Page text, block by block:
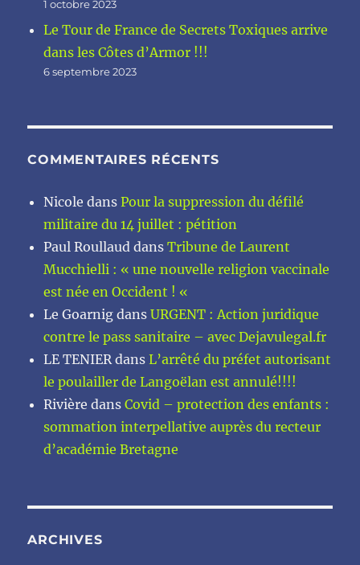
1 octobre 2023
Le Tour de France de Secrets Toxiques arrive
dans les Côtes d’Armor !!!
6 septembre 2023
COMMENTAIRES RÉCENTS
Nicole dansPour la suppression du défilé
militaire du 14 juillet : pétition
Paul Roullaud dansTribune de Laurent
Mucchielli : « une nouvelle religion vaccinale
est née en Occident ! «
Le Goarnig dansURGENT : Action juridique
contre le pass sanitaire – avec Dejavulegal.fr
LE TENIERdansL’arrêté du préfet autorisant
le poulailler de Langoëlan est annulé!!!!
Rivière dansCovid – protection des enfants :
sommation interpellative auprès du recteur
d’académie Bretagne
ARCHIVES